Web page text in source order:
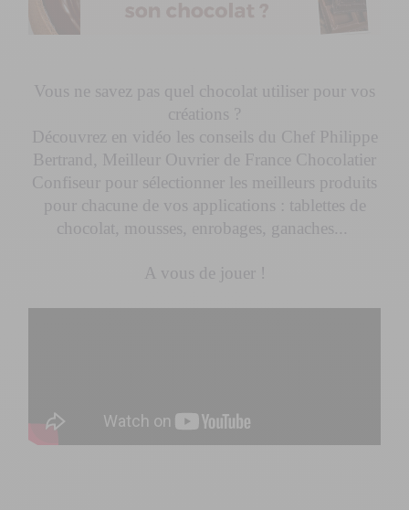
Vous ne savez pas quel chocolat utiliser pour vos
créations ?
Découvrez en vidéo les conseils du Chef Philippe
Bertrand, Meilleur Ouvrier de France Chocolatier
Confiseur pour sélectionner les meilleurs produits
pour chacune de vos applications : tablettes de
chocolat, mousses, enrobages, ganaches...
A vous de jouer !